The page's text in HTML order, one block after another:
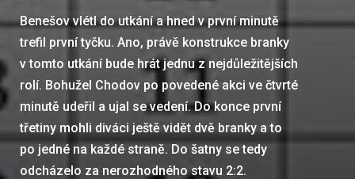
Benešov vlétl do utkání a hned v první minutě
trefil první tyčku. Ano, právě konstrukce branky
v tomto utkání bude hrát jednu z nejdůležitějších
rolí. Bohužel Chodov po povedené akci ve čtvrté
minutě udeřil a ujal se vedení. Do konce první
třetiny mohli diváci ještě vidět dvě branky a to
po jedné na každé straně. Do šatny se tedy
odcházelo za nerozhodného stavu 2:2.